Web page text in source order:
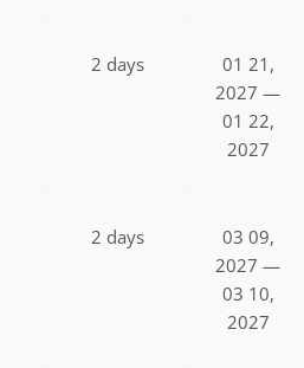
2 days
01 21,
2027 —
01 22,
2027
2 days
03 09,
2027 —
03 10,
2027